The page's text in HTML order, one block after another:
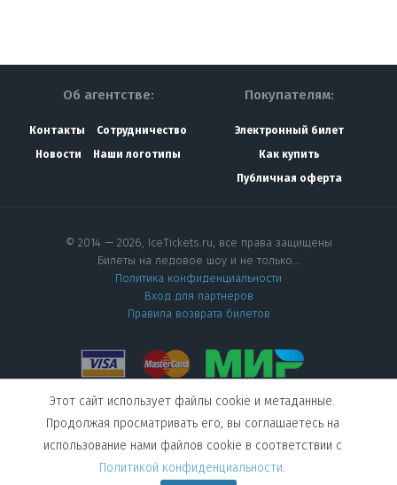
Об агентстве:
Контакты
Сотрудничество
Новости
Наши логотипы
Покупателям:
Электронный билет
Как купить
Публичная оферта
© 2014 — 2026, IceTickets.ru, все права защищены
Билеты на ледовое шоу и не только…
Политика конфиденциальности
Вход для партнеров
Правила возврата билетов
Мы в социальных сетях
Создание сайта—
студия Visual Web
Этот сайт использует файлы cookie и метаданные.
Продолжая просматривать его, вы соглашаетесь на
использование нами файлов cookie в соответствии с
Политикой конфиденциальности.